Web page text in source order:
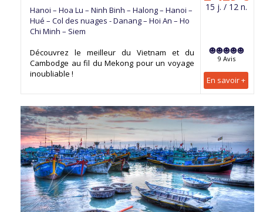
15 j. / 12 n.
9 Avis
En savoir +
Hanoi – Hoa Lu – Ninh Binh – Halong – Hanoi –
Hué – Col des nuages - Danang – Hoi An – Ho
Chi Minh – Siem
Découvrez le meilleur du Vietnam et du
Cambodge au fil du Mekong pour un voyage
inoubliable !